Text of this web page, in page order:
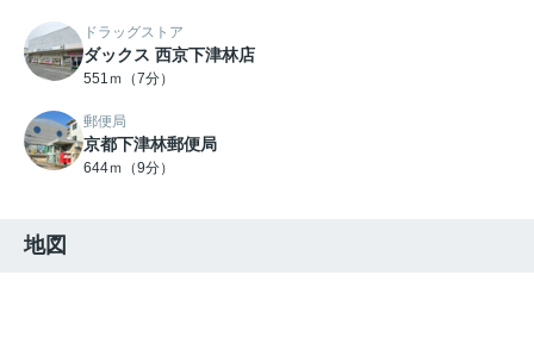
ドラッグストア
ダックス 西京下津林店
551ｍ（7分）
郵便局
京都下津林郵便局
644ｍ（9分）
地図